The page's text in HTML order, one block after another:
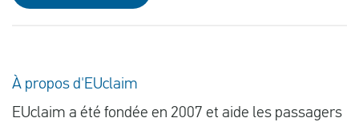
À propos d'EUclaim
EUclaim a été fondée en 2007 et aide les passagers